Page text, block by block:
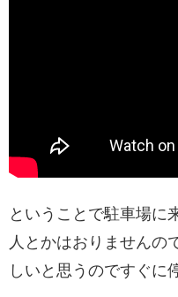
ということで駐車場に
人とかはおりませんの
しいと思うのですぐに